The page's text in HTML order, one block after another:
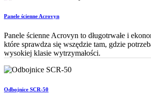
Panele ścienne Acrovyn
Panele ścienne Acrovyn to długotrwałe i
które sprawdza się wszędzie tam, gdzie
wysokiej klasie wytrzymałości.
Odbojnice SCR-50